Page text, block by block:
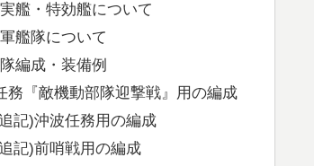
艦・特効艦について
艦隊について
編成・装備例
務『敵機動部隊迎撃戦』用の編成
記)沖波任務用の編成
記)前哨戦用の編成